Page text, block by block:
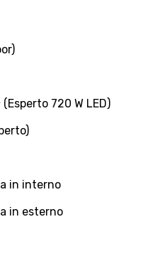
(Esperto 720 W LED)
in interno
in esterno